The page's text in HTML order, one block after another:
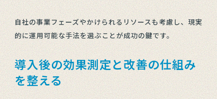
自社の事業フェーズやかけられるリソースも考慮し、現実
的に運用可能な手法を選ぶことが成功の鍵です。
導入後の効果測定と改善の仕組み
を整える